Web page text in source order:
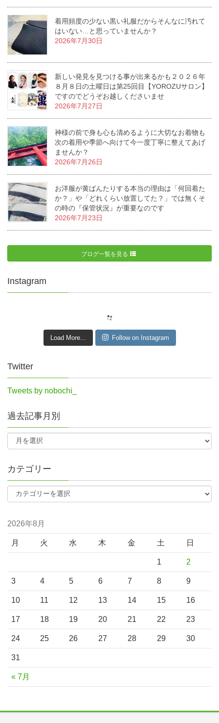
着用頻度の少ない黒い礼服だからそんなに汚れて
はいない…と思っていませんか？
2026年7月30日
新しい発見を見つける事が出来るかも２０２６年
８月８日の土曜日は第25回目【YOROZUサロン】
ですのでどうぞお越しくださいませ
2026年7月27日
神様の前で身も心も清めるように大切なお着物も
次の着用や季節へ向けて今一度丁寧に整えてあげ
ませんか？
2026年7月26日
お洋服が黄ばんたりする本当の理由は「何回着た
か？」や「どれくらい放置してた？」では無くそ
の時の『保管状況』が重要なのです
2026年7月23日
ブログ一覧を見る
Instagram
Load More... Follow on Instagram
Twitter
Tweets by nobochi_
過去記事月別
カテゴリー
2026年8月
月 火 水 木 金 土 日
« 7月
1 2
3 4 5 6 7 8 9
10 11 12 13 14 15 16
17 18 19 20 21 22 23
24 25 26 27 28 29 30
31